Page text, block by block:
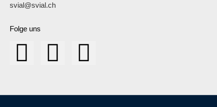
svial@svial.ch
Folge uns